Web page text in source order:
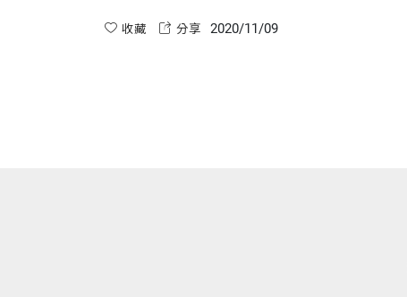
收藏 分享 2020/11/09